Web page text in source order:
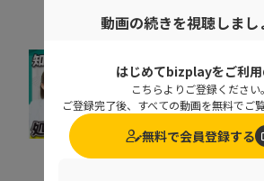
基幹デー
ュリティ
に処理
ペンタセキ
動画の続きを視聴しまし
はじめてbizplayをご利
こちらよりご登録ください。
ご登録完了後、すべての動画を無料でご
無料で会員登録する